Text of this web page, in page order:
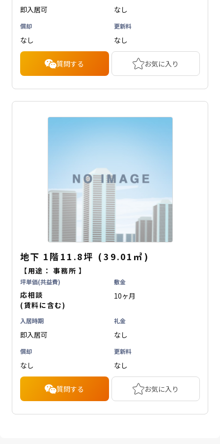
即入居可 なし
償却
なし
更新料
なし
質問する お気に入り
地下 1階11.8坪 ( 39.01 ㎡ )
【用途：事務所 】
坪単価(共益費)
応相談
(賃料に含む)
敷金
10ヶ月
入居時期
即入居可
礼金
なし
償却
なし
更新料
なし
質問する お気に入り